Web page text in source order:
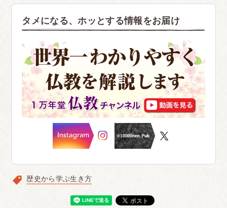
タメになる、ホッとする情報をお届け
歴史から学ぶ生き方